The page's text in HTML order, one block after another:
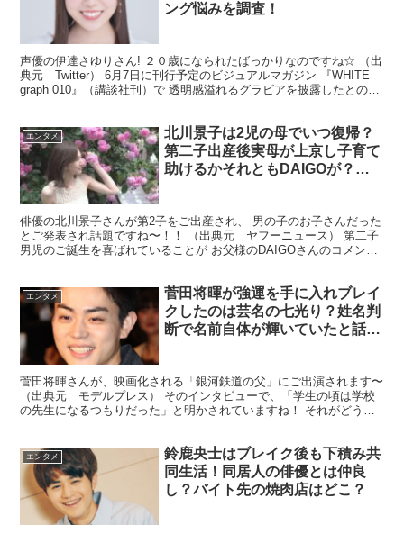
ング悩みを調査！
声優の伊達さゆりさん! ２０歳になられたばっかりなのですね☆ （出
典元 Twitter） 6月7日に刊行予定のビジュアルマガジン 『WHITE
graph 010』（講談社刊）で 透明感溢れるグラビアを披露したとのこ
エンタメ
北川景子は2児の母でいつ復帰？
第二子出産後実母が上京し子育て
助けるかそれともDAIGOが？！
俳優の北川景子さんが第2子をご出産され、 男の子のお子さんだった
とご発表され話題ですね〜！！ （出典元 ヤフーニュース） 第二子
男児のご誕生を喜ばれていることが お父様のDAIGOさんのコメント
エンタメ
菅田将暉が強運を手に入れブレイ
クしたのは芸名の七光り？姓名判
断で名前自体が輝いていたと話
菅田将暉さんが、映画化される「銀河鉄道の父」にご出演されます〜
（出典元 モデルプレス） そのインタビューで、「学生の頃は学校
の先生になるつもりだった」と明かされていますね！ それがどうし
エンタメ
鈴鹿央士はブレイク後も下積み共
同生活！同居人の俳優とは仲良
し？バイト先の焼肉店はどこ？